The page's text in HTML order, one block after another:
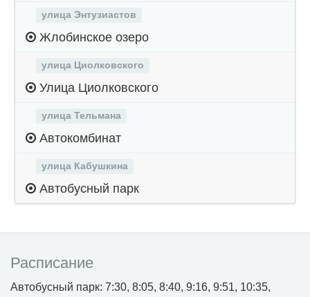
улица Энтузиастов
Жлобинское озеро
улица Циолковского
Улица Циолковского
улица Тельмана
Автокомбинат
улица Кабушкина
Автобусный парк
Расписание
Автобусный парк: 7:30, 8:05, 8:40, 9:16, 9:51, 10:35,